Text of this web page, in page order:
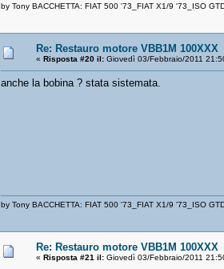
by Tony BACCHETTA: FIAT 500 '73_FIAT X1/9 '73_ISO
Re: Restauro motore VBB1M 100XXX
« Risposta #20 il: Giovedì 03/Febbraio/2011
anche la bobina ? stata sistemata.
by Tony BACCHETTA: FIAT 500 '73_FIAT X1/9 '73_ISO
Re: Restauro motore VBB1M 100XXX
« Risposta #21 il: Giovedì 03/Febbraio/2011